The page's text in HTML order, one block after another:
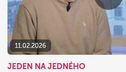
11.02.2026
JEDEN NA JEDNÉHO